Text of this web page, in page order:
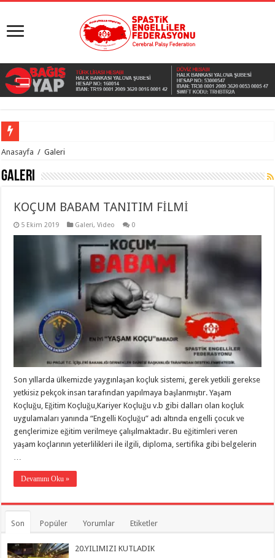
Anasayfa / Galeri
Galeri
KOÇUM BABAM TANITIM FİLMİ
5 Ekim 2019 Galeri,Video 0
Son yıllarda ülkemizde yaygınlaşan koçluk sistemi, gerek yetkili gerekse
yetkisiz pekçok insan tarafından yapılmaya başlanmıştır. Yaşam
Koçluğu, Eğitim Koçluğu,Kariyer Koçluğu v.b gibi dalları olan koçluk
uygulamaları yanında “Engelli Koçluğu” adı altında engelli çocuk ve
gençlerimize eğitim verilmeye çalışılmaktadır. Bu eğitimleri veren
yaşam koçlarının yeterlilikleri ile ilgili, diploma, sertifika gibi belgelerin
…
Devamını Oku »
Son Popüler Yorumlar Etiketler
20.YILIMIZI KUTLADIK